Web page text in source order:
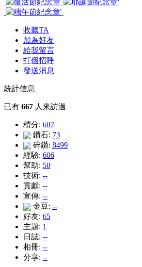
收聽TA
加為好友
給我留言
打個招呼
發送消息
統計信息
已有 667 人來訪過
積分: 607
鑽石: 73
碎鑽: 8499
經驗: 606
幫助: 50
技術: --
貢獻: --
宣傳: --
金豆: --
好友: 65
主題: 1
日誌: --
相冊: --
分享: --